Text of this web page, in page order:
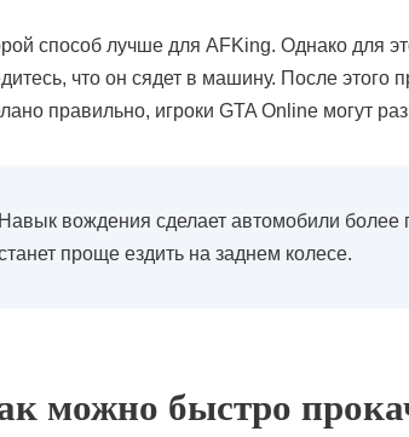
способ лучше для AFKing. Однако для
что он сядет в машину. После этого
правильно, игроки GTA Online могут
Навык вождения сделает автомобили
проще ездить на заднем колесе.
можно быстро